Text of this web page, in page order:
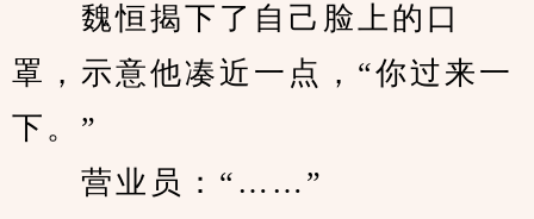
魏恒揭下了自己脸上的口
罩，示意他凑近一点，“你过来一
下。”
营业员：“……”